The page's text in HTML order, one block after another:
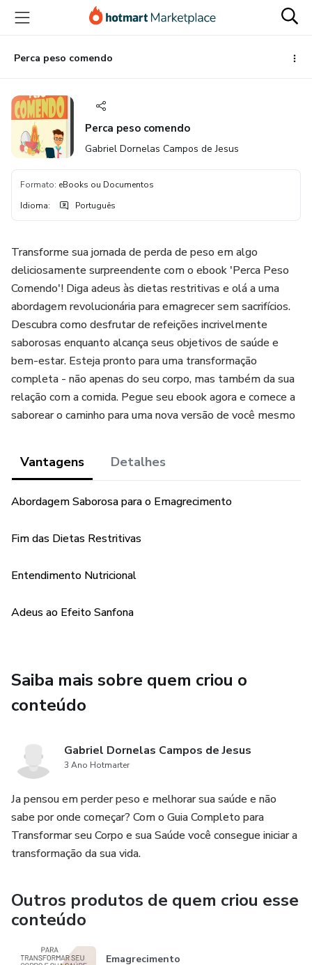
para
conteúdo
principal
para
pagamento
para
rodapé
Perca peso comendo
Perca peso comendo
Gabriel Dornelas Campos de Jesus
Formato: eBooks ou Documentos
Idioma: Português
Transforme sua jornada de perda de peso em algo
deliciosamente surpreendente com o ebook 'Perca Peso
Comendo'! Diga adeus às dietas restritivas e olá a uma
abordagem revolucionária para emagrecer sem sacrifícios.
Descubra como desfrutar de refeições incrivelmente
saborosas enquanto alcança seus objetivos de saúde e
bem-estar. Esteja pronto para uma transformação
completa - não apenas do seu corpo, mas também da sua
relação com a comida. Pegue seu ebook agora e comece a
saborear o caminho para uma nova versão de você mesmo
Vantagens Detalhes
Abordagem Saborosa para o Emagrecimento
Fim das Dietas Restritivas
Entendimento Nutricional
Adeus ao Efeito Sanfona
Saiba mais sobre quem criou o
conteúdo
Gabriel Dornelas Campos de Jesus
3 Ano Hotmarter
Ja pensou em perder peso e melhorar sua saúde e não
sabe por onde começar? Com o Guia Completo para
Transformar seu Corpo e sua Saúde você consegue iniciar a
transformação da sua vida.
Outros produtos de quem criou esse
conteúdo
Emagrecimento